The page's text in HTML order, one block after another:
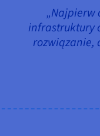
„Najpierw
infrastruktury
rozwiązanie,